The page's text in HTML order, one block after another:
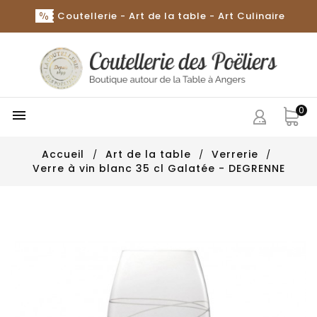
Coutellerie - Art de la table - Art Culinaire
 0
Accueil Art de la table
Verrerie
Verre à vin blanc 35 cl Galatée - DEGRENNE